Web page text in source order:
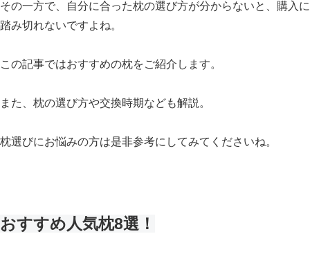
その一方で、自分に合った枕の選び方が分からないと、購入に
踏み切れないですよね。
この記事ではおすすめの枕をご紹介します。
また、 枕の選び方や交換時期なども解説。
枕選びにお悩みの方は是非参考にしてみてくださいね。
おすすめ人気枕8選！